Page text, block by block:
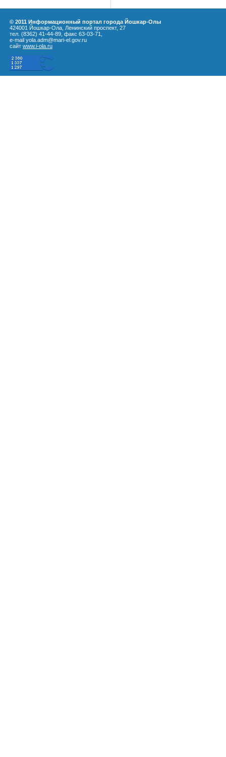
© 2011 Информационный портал города Йошкар-Олы
424001 Йошкар-Ола, Ленинский проспект, 27
тел. (8362) 41-44-89, факс 63-03-71,
e-mail yola.adm@mari-el.gov.ru
сайт www.i-ola.ru